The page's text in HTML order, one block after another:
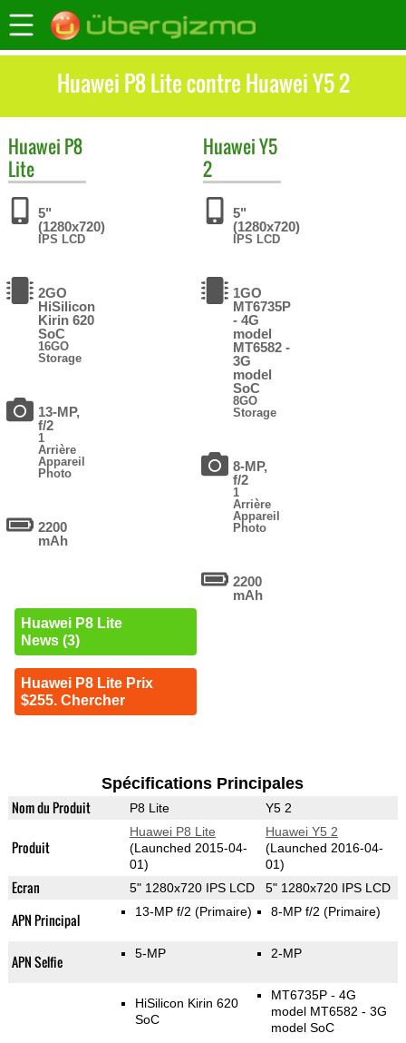
Huawei P8 Lite contre Huawei Y5 2
Huawei P8
Lite
5"
(1280x720)
IPS LCD
2GO
HiSilicon
Kirin 620
SoC
16GO
Storage
13-MP,
f/2
1
Arrière
Appareil
Photo
2200
mAh
Huawei P8 Lite
News (3)
Huawei P8 Lite Prix
$255. Chercher
HuaweiY5
2
5"
(1280x720)
IPS LCD
1GO
MT6735P
- 4G
model
MT6582 -
3G
model
SoC
8GO
Storage
8-MP,
f/2
1
Arrière
Appareil
Photo
2200
mAh
Spécifications Principales
Nom du Produit P8 Lite Y5 2
Produit
Huawei P8 Lite
(Launched 2015-04-
01)
Huawei Y5 2
(Launched 2016-04-
01)
Ecran 5" 1280x720 IPS LCD 5" 1280x720 IPS LCD
APN Principal 13-MP f/2 (Primaire) 8-MP f/2 (Primaire)
APN Selfie 5-MP 2-MP
HiSilicon Kirin 620
SoC
MT6735P - 4G
model MT6582 - 3G
model SoC